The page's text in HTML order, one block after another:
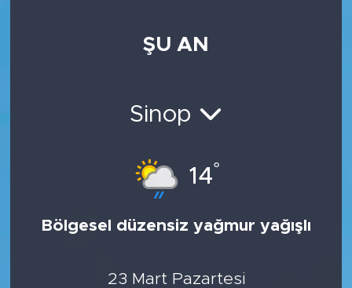
ŞU AN
Sinop
14°
Bölgesel düzensiz yağmur yağışlı
23 Mart Pazartesi
Son Dakika Haberleri